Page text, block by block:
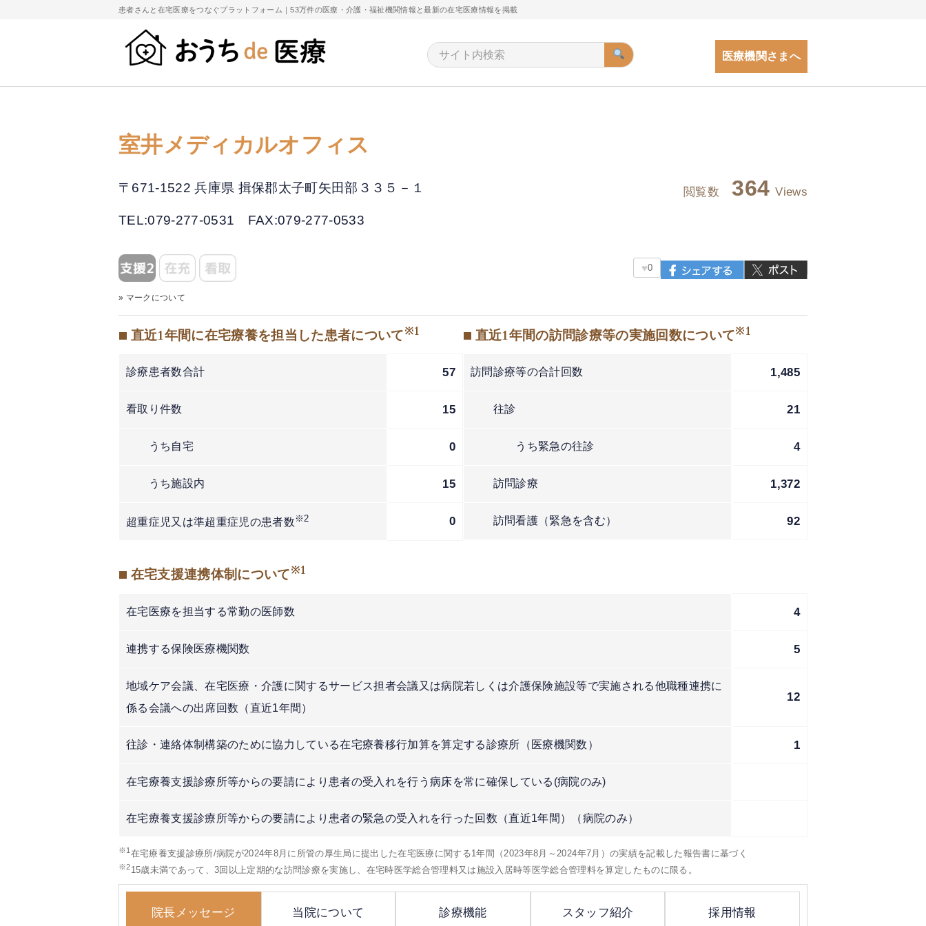
患者さんと在宅医療をつなぐプラットフォーム｜53万件の医療・介護・福祉機関情報と最新の在宅医療情報を掲載
医療機関さまへ
室井メディカルオフィス
〒671-1522 兵庫県 揖保郡太子町矢田部３３５－１
TEL:079-277-0531 FAX:079-277-0533
閲覧数 364 Views
♥0
» マークについて
■ 直近1年間に在宅療養を担当した患者について※1
診療患者数合計 57
看取り件数 15
うち自宅 0
うち施設内 15
超重症児又は準超重症児の患者数 ※2 0
■ 直近1年間の訪問診療等の実施回数について※1
訪問診療等の合計回数 1,485
往診 21
うち緊急の往診 4
訪問診療 1,372
訪問看護（緊急を含む） 92
■ 在宅支援連携体制について※1
在宅医療を担当する常勤の医師数 4
連携する保険医療機関数 5
地域ケア会議、在宅医療・介護に関するサービス担者会議又は病院若しくは介護保険施設等で実施される他職種連携に
係る会議への出席回数（直近1年間）
12
往診・連絡体制構築のために協力している在宅療養移行加算を算定する診療所（医療機関数） 1
在宅療養支援診療所等からの要請により患者の受入れを行う病床を常に確保している(病院のみ)
在宅療養支援診療所等からの要請により患者の緊急の受入れを行った回数（直近1年間）（病院のみ）
※1 在宅療養支援診療所/病院が2024年8月に所管の厚生局に提出した在宅医療に関する1年間（2023年8月～2024年7月）の実績を記載した報告書に基づく
※215歳未満であって、3回以上定期的な訪問診療を実施し、在宅時医学総合管理料又は施設入居時等医学総合管理料を算定したものに限る。
院長メッセージ 当院について 診療機能 スタッフ紹介 採用情報